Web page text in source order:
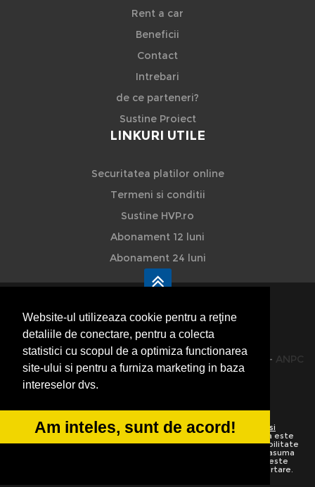
Website-ul utilizeaza cookie pentru a reţine
detaliile de conectare, pentru a colecta
statistici cu scopul de a optimiza functionarea
site-ului si pentru a furniza marketing in baza
intereselor dvs.
Am inteles, sunt de acord!
Rent a car
Beneficii
Contact
Intrebari
de ce parteneri?
Sustine Proiect
LINKURI UTILE
Securitatea platilor online
Termeni si conditii
Sustine HVP.ro
Abonament 12 luni
Abonament 24 luni
HVP - Hoteluri Vile Pensiuni
© 2014-2026 Powered byVilonMedia&TekaBility - ANPC
SOL
Utilizand acest site inseamna ca sunteti de acord cu Termenii si
conditiile de utilizare Preluarea informatiilor totala sau partiala este
strict interzisa. Ne rezervam dreptul de a apela la institutiile abilitate
nu isi asuma
vina pentru corectitudinea informatiilor. Daca o informatie nu este
corecta sau este incompleta va rugam folositi linkurile de raportare.